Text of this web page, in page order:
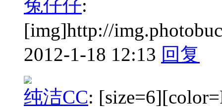
兔仔仔:
[img]http://
2012-1-18 12:13 回复
纯洁CC: